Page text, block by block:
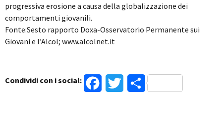
progressiva erosione a causa della globalizzazione dei
comportamenti giovanili.
Fonte:Sesto rapporto Doxa-Osservatorio Permanente sui
Giovani e l’Alcol; www.alcolnet.it
Condividi con i social: FacebookTwitterCondividi